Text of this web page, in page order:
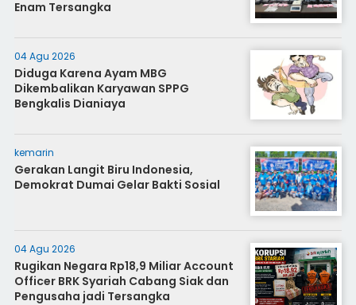
Enam Tersangka
04 Agu 2026
Diduga Karena Ayam MBG
Dikembalikan Karyawan SPPG
Bengkalis Dianiaya
kemarin
Gerakan Langit Biru Indonesia,
Demokrat Dumai Gelar Bakti Sosial
04 Agu 2026
Rugikan Negara Rp18,9 Miliar Account
Officer BRK Syariah Cabang Siak dan
Pengusaha jadi Tersangka